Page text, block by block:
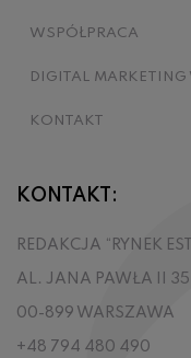
WSPÓŁPRACA
DIGITAL MARKETING
KONTAKT
KONTAKT:
REDAKCJA “RYNEK
AL. JANA PAWŁA II 35
00-899 WARSZAWA
+48 794 480 490